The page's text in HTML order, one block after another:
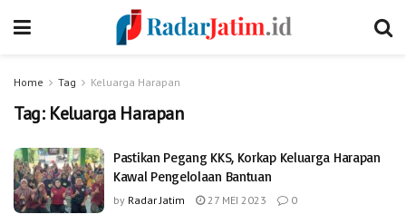
Home Tag Keluarga Harapan
Tag: Keluarga Harapan
Pastikan Pegang KKS, Korkap Keluarga Harapan
Kawal Pengelolaan Bantuan
by Radar Jatim 27 MEI 2023 0